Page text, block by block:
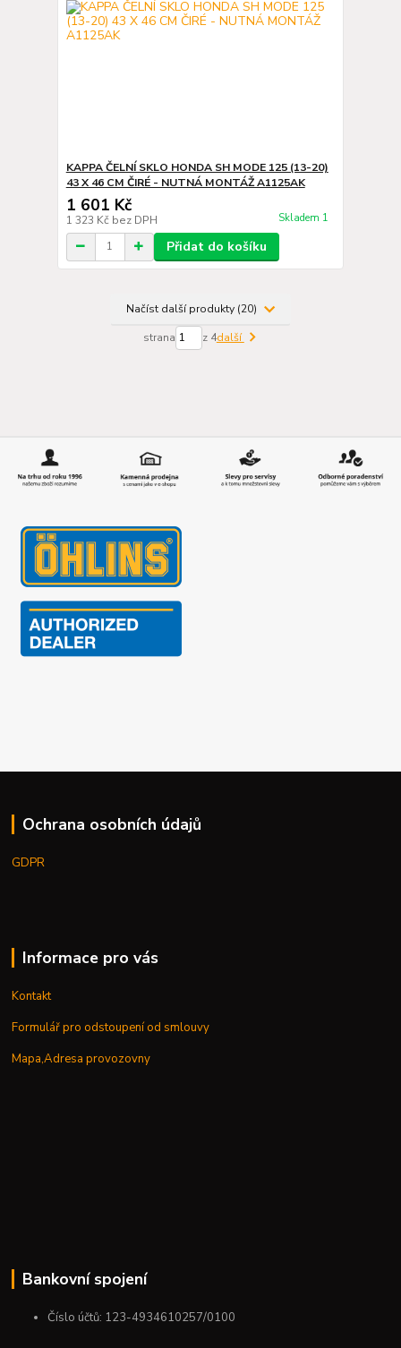
KAPPA ČELNÍ SKLO HONDA SH MODE 125 (13-20)
43 X 46 CM ČIRÉ - NUTNÁ MONTÁŽ A1125AK
1 601 Kč
1 323 Kč bez DPH Skladem 1
Přidat do košíku
Načíst další produkty (20)
strana z 4další
Ochrana osobních údajů
GDPR
Informace pro vás
Kontakt
Formulář pro odstoupení od smlouvy
Mapa,Adresa provozovny
Bankovní spojení
Číslo účtů: 123-4934610257/0100